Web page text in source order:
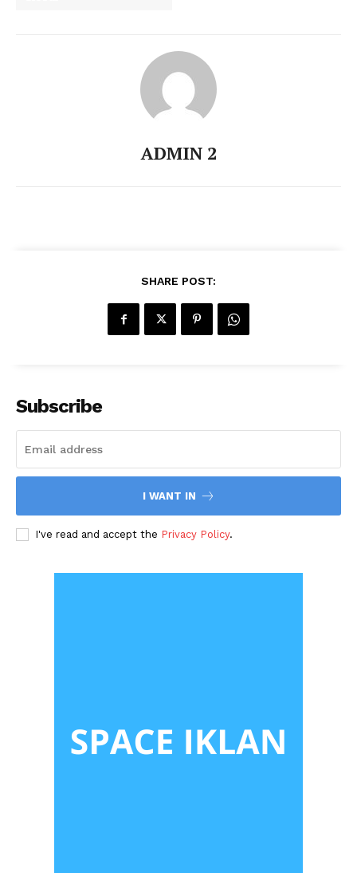
ADMIN 2
SHARE POST:
Subscribe
I WANT IN
I've read and accept the Privacy Policy.